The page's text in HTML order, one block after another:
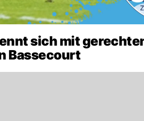
sich mit
Bassecourt